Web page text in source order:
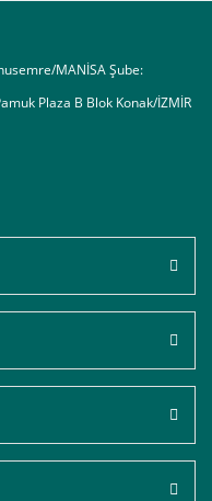
MANİSA Şube:
Plaza B Blok Konak/İZMİR